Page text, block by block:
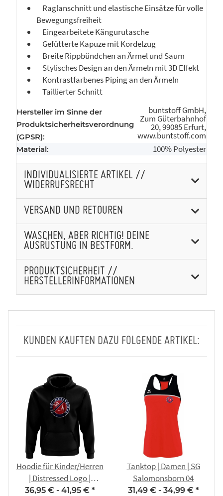
Raglanschnitt und elastische Einsätze für volle
Bewegungsfreiheit
Eingearbeitete Kängurutasche
Gefütterte Kapuze mit Kordelzug
Breite Rippbündchen an Ärmel und Saum
Stylisches Design an den Ärmeln mit 3D Effekt
Kontrastfarbenes Piping an den Ärmeln
Taillierter Schnitt
Hersteller im Sinne der
Produktsicherheitsverordnung
(GPSR):
buntstoff GmbH,
Zum Güterbahnhof
20, 99085 Erfurt,
www.buntstoff.com
Material: 100% Polyester
INDIVIDUALISIERTE ARTIKEL //
WIDERRUFSRECHT
VERSAND UND RETOUREN
WASCHEN, ABER RICHTIG! DEINE
AUSRÜSTUNG IN BESTFORM.
PRODUKTSICHERHEIT //
HERSTELLERINFORMATIONEN
KUNDEN KAUFTEN DAZU FOLGENDE ARTIKEL:
Hoodie für Kinder/Herren
| Distressed Logo |
schwarz - SG
36,95 € - 41,95 € *
Tanktop | Damen | SG
Salomonsborn 04
31,49 € - 34,99 € *